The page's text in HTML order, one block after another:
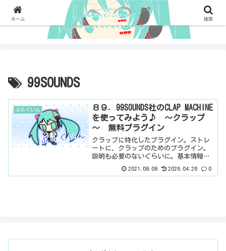
99SOUNDS
ぷらぐいん
８９．99SOUNDS社のCLAP MACHINE
を使ってみよう♪ ～クラップ
～ 無料プラグイン
クラップに特化したプラグイン。ストレ
ートに、クラップのためのプラグイン。
説明も必要のないぐらいに。基本情報ダ
dllファイルをフォルダごと C >
2021.08.08 2026.04.26 0
ホーム 検索